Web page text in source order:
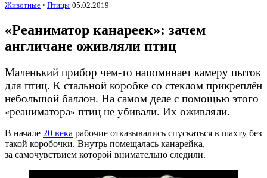
Животные • Птицы 05.02.2019
«Реаниматор канареек»: зачем
англичане оживляли птиц
Маленький прибор чем-то напоминает камеру пыток
для птиц. К стальной коробке со стеклом прикреплён
небольшой баллон. На самом деле с помощью этого
«реаниматора» птиц не убивали. Их оживляли.
В начале 20 века рабочие отказывались спускаться в шахту без
такой коробочки. Внутрь помещалась канарейка,
за самочувствием которой внимательно следили.